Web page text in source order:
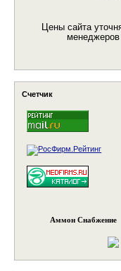
Цены сайта
менеджеров
Счетчик
Аммон Снабжение